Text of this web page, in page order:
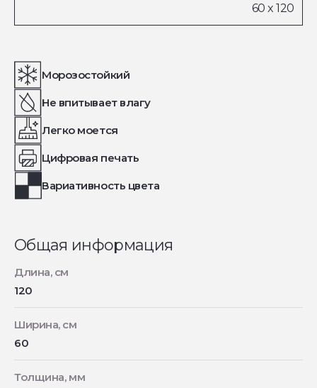
Морозостойкий
Не впитывает влагу
Легко моется
Цифровая печать
Вариативность цвета
Общая информация
Длина, см
120
Ширина, см
60
Толщина, мм